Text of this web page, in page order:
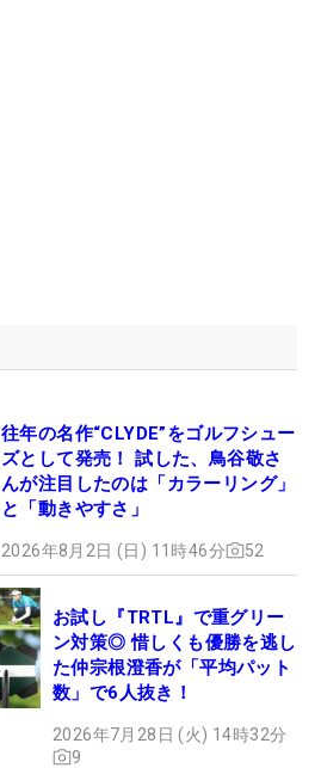
往年の名作“CLYDE”をゴルフシュー
ズとして発売！ 試した、鳥谷敬さ
んが注目したのは「カラーリング」
と「動きやすさ」
2026年8月2日 (日) 11時46分 52
お試し『TRTL』で重グリー
ン対策◎ 惜しくも優勝を逃し
た仲宗根澄香が「平均パット
数」で6人抜き！
2026年7月28日 (火) 14時32分
9